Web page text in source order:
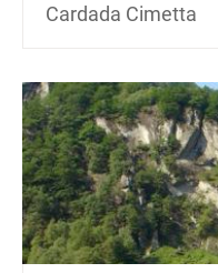
Cardada Cimetta